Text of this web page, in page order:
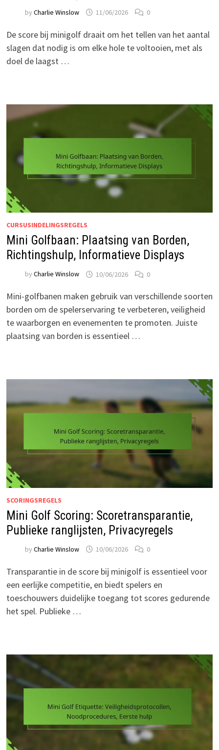
by Charlie Winslow 11/06/2026 0
De score bij minigolf draait om het tellen van het aantal
slagen dat nodig is om elke hole te voltooien, met als
doel de laagst …
CURSUSINDELINGSREGELS
Mini Golfbaan: Plaatsing van Borden,
Richtingshulp, Informatieve Displays
by Charlie Winslow 10/06/2026 0
Mini-golfbanen maken gebruik van verschillende soorten
borden om de spelerservaring te verbeteren, veiligheid
te waarborgen en evenementen te promoten. Juiste
plaatsing van borden is essentieel …
SCORINGSREGELS
Mini Golf Scoring: Scoretransparantie,
Publieke ranglijsten, Privacyregels
by Charlie Winslow 10/06/2026 0
Transparantie in de score bij minigolf is essentieel voor
een eerlijke competitie, en biedt spelers en
toeschouwers duidelijke toegang tot scores gedurende
het spel. Publieke …